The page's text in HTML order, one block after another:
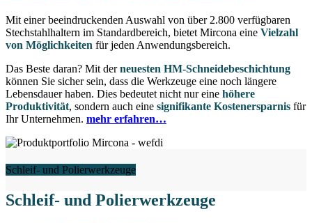
Mit einer beeindruckenden Auswahl von über 2.800 verfügbaren
Stechstahlhaltern im Standardbereich, bietet Mircona eine Vielzahl
von Möglichkeiten für jeden Anwendungsbereich.
Das Beste daran? Mit derneuesten HM-Schneidebeschichtung
können Sie sicher sein, dass die Werkzeuge eine noch längere
Lebensdauer haben. Dies bedeutet nicht nur eine höhere
Produktivität, sondern auch eine signifikante Kostenersparnis für
Ihr Unternehmen. mehr erfahren…
Schleif- und Polierwerkzeuge
Schleif- und Polierwerkzeuge